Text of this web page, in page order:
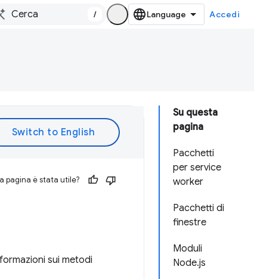
/ Accedi
Su questa
pagina
Pacchetti
per service
worker
Pacchetti di
finestre
Moduli
Node.js
pagina è stata utile?
sui metodi